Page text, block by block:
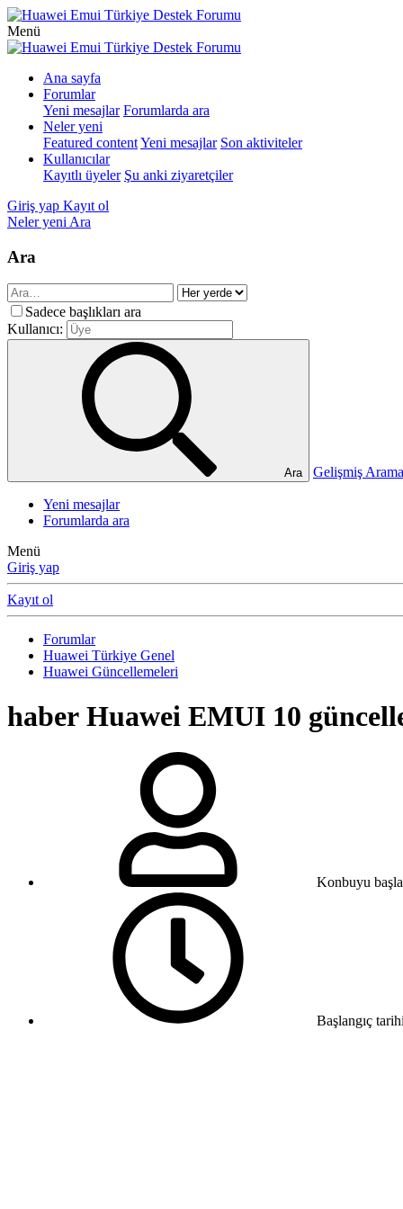
Menü
Ana sayfa
Forumlar
Yeni mesajlar Forumlarda ara
Neler yeni
Featured contentYeni mesajlar Son aktiviteler
Kullanıcılar
Kayıtlı üyeler Şu anki ziyaretçiler
Giriş yap Kayıt ol
Neler yeni Ara
Ara
Sadece başlıkları ara
Kullanıcı:
Ara Gelişmiş
Yeni mesajlar
Forumlarda ara
Menü
Giriş yap
Kayıt ol
Forumlar
Huawei Türkiye Genel
Huawei Güncellemeleri
haber Huawei EMUI 10
Konbuyu
Başlangıç tarihi